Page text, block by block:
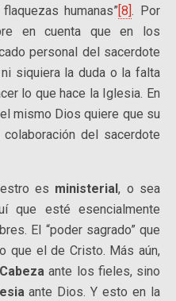
humanas”[8]. Por
en cuenta que en los
personal del sacerdote
siquiera la duda o la falta
lo que hace la Iglesia. En
mismo Dios quiere que su
del sacerdote
es ministerial, o sea
que esté esencialmente
El “poder sagrado” que
que el de Cristo. Más aún,
ante los fieles, sino
ante Dios. Y esto en la